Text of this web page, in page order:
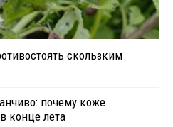
скользким
почему коже
конце лета